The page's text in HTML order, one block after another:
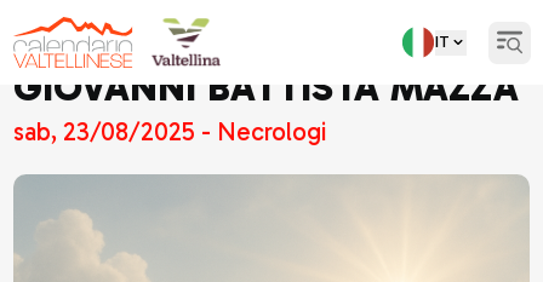
IT
GIOVANNI BATTISTA MAZZA
sab, 23/08/2025 - Necrologi